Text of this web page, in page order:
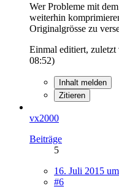
Wer Probleme mit
weiterhin
Originalgrösse zu
Einmal editiert, zuletzt
08:52)
Inhalt melden
Zitieren
vx2000
Beiträge
5
16. Juli 2015
#6